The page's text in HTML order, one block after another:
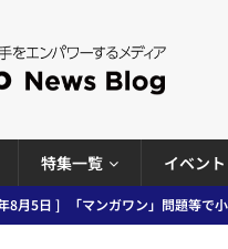
特集一覧 イベント
8月5日 ]
「マンガワン」問題等で